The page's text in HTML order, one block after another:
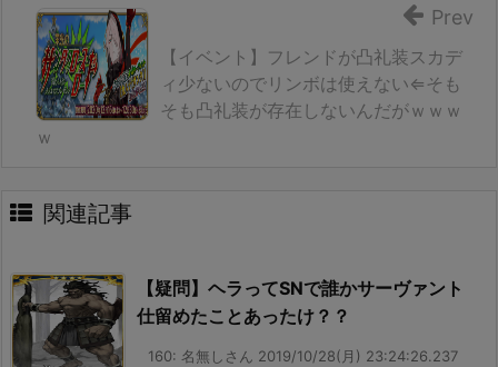
【イベント】フレンドが凸礼装スカデ
ィ少ないのでリンボは使えない⇐そも
そも凸礼装が存在しないんだがｗｗｗ
ｗ
Prev
関連記事
【疑問】ヘラってSNで誰かサーヴァント
仕留めたことあったけ？？
160: 名無しさん 2019/10/28(月) 23:24:26.237